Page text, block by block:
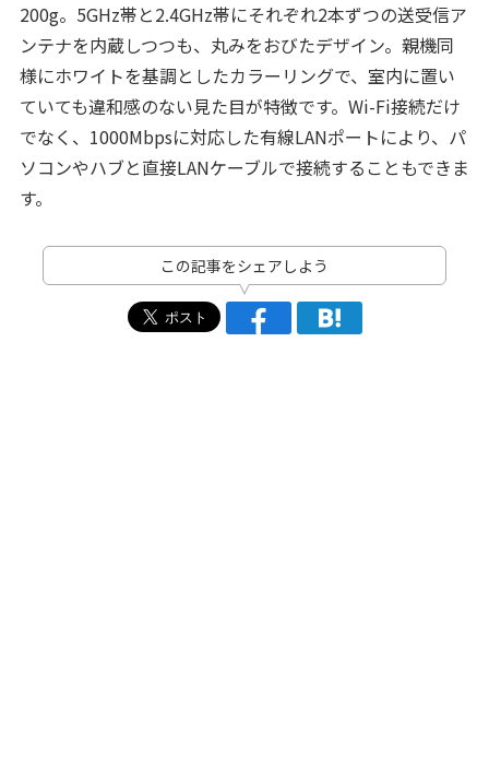
200g。5GHz帯と2.4GHz帯にそれぞれ2本ずつの送受信ア
ンテナを内蔵しつつも、丸みをおびたデザイン。親機同
様にホワイトを基調としたカラーリングで、室内に置い
ていても違和感のない見た目が特徴です。Wi-Fi接続だけ
でなく、1000Mbpsに対応した有線LANポートにより、パ
ソコンやハブと直接LANケーブルで接続することもできま
す。
この記事をシェアしよう